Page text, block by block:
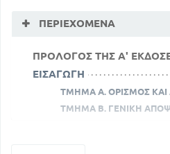
ΠΕΡΙΕΧΌΜΕΝΑ
ΠΡΟΛΟΓΟΣ ΤΗΣ Α'
ΕΙΣΑΓΩΓΗ
ΤΜΗΜΑ Α. ΟΡΙΣΜΟΣ ΚΑΙ
ΤΜΗΜΑ Β. ΓΕΝΙΚΗ